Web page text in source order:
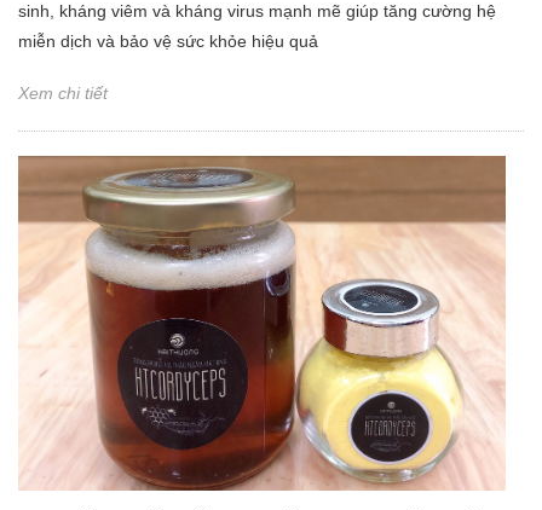
sinh, kháng viêm và kháng virus mạnh mẽ giúp tăng cường hệ
miễn dịch và bảo vệ sức khỏe hiệu quả
Xem chi tiết